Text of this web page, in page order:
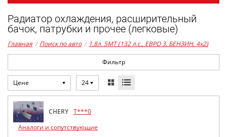
Радиатор охлаждения, расширительный
бачок, патрубки и прочее (легковые)
Главная / Поиск по авто / 1,8л. 5MT (132 л.с., ЕВРО 3, БЕНЗИН, 4x2)
Фильтр
Цене 24
CHERY T***0
Аналоги и сопутствующие